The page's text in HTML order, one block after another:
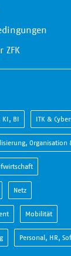
ZFK
KI, BI ITK &
Organisation
Netz
Mobilität
Personal, HR,